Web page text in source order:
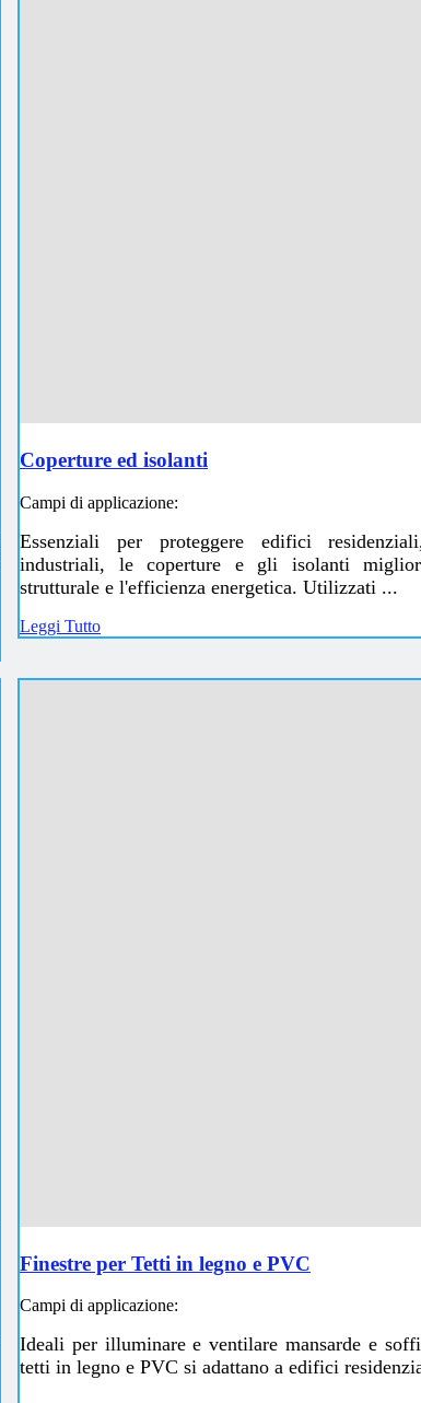
Coperture ed isolanti
Campi di applicazione:
Essenziali per proteggere edifici
industriali, le coperture e gli isolanti
strutturale e l'efficienza energetica. Utilizzati ...
Leggi Tutto
Finestre per Tetti in legno e PVC
Campi di applicazione:
Ideali per illuminare e ventilare mansarde e
tetti in legno e PVC si adattano a edifici